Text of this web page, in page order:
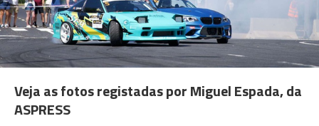
Veja as fotos registadas por Miguel Espada, da
ASPRESS